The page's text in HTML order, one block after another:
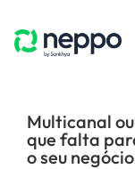
Multicanal
que falta
o seu negócio